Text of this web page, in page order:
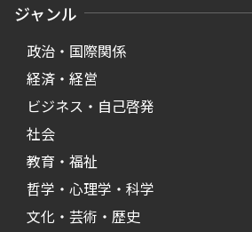
ジャンル
政治・国際関係
経済・経営
ビジネス・自己啓発
社会
教育・福祉
哲学・心理学・科学
文化・芸術・歴史